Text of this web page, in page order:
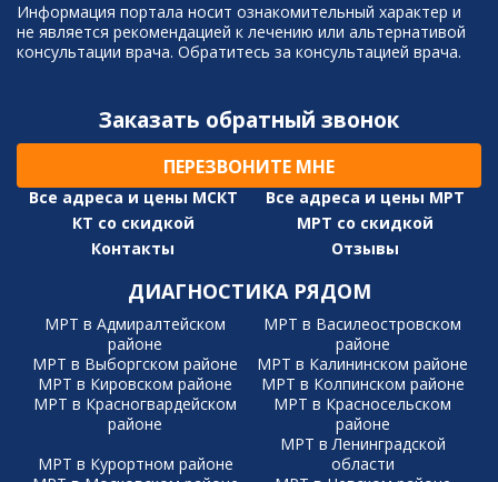
Информация портала носит ознакомительный характер и
не является рекомендацией к лечению или альтернативой
консультации врача. Обратитесь за консультацией врача.
Заказать обратный звонок
ПЕРЕЗВОНИТЕ МНЕ
Все адреса и цены МСКТ
Все адреса и цены МРТ
КТ со скидкой
МРТ со скидкой
Контакты
Отзывы
ДИАГНОСТИКА РЯДОМ
МРТ в Адмиралтейском
районе
МРТ в Василеостровском
районе
МРТ в Выборгском районе
МРТ в Калининском районе
МРТ в Кировском районе
МРТ в Колпинском районе
МРТ в Красногвардейском
районе
МРТ в Красносельском
районе
МРТ в Курортном районе
МРТ в Ленинградской
области